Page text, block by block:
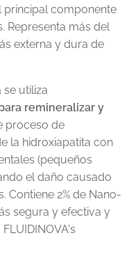
principal componente
Representa más del
externa y dura de
utiliza
remineralizar y
proceso de
la hidroxiapatita con
(pequeños
el daño causado
Contiene 2% de Nano-
segura y efectiva y